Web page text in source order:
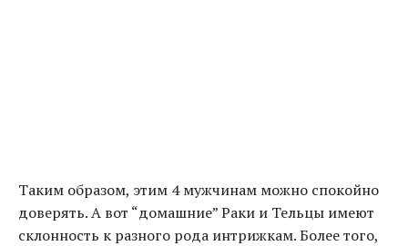
Таким образом, этим 4 мужчинам можно спокойно
доверять. А вот “домашние” Раки и Тельцы имеют
склонность к разного рода интрижкам. Более того,